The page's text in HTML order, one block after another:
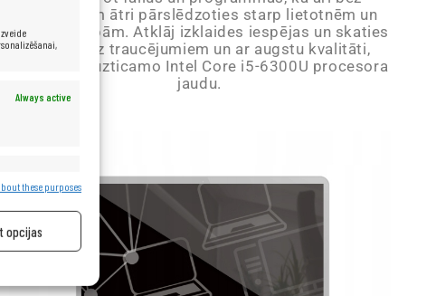
Always active
these purposes
opcijas
problēmām ātri pārslēdzoties starp lietotnēm un
interneta lapām. Atklāj izklaides iespējas un skaties
filmas bez traucējumiem un ar augstu kvalitāti,
izmantojot uzticamo Intel Core i5-6300U procesora
jaudu.